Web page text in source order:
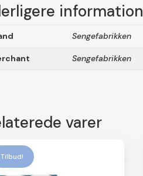
information
Sengefabrikken
Sengefabrikken
varer
Tilbud!